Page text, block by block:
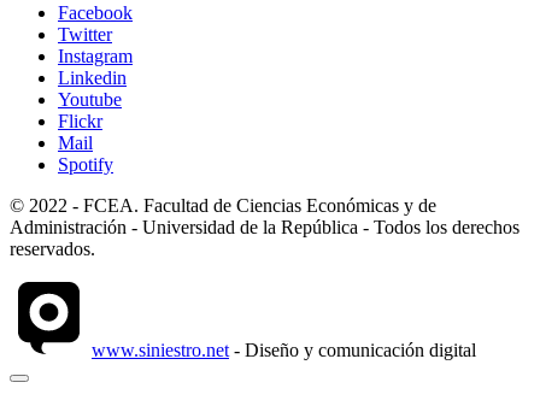
Facebook
Twitter
Instagram
Linkedin
Youtube
Flickr
Mail
Spotify
© 2022 - FCEA. Facultad de Ciencias Económicas y de
Administración - Universidad de la República - Todos los derechos
reservados.
www.siniestro.net - Diseño y comunicación digital